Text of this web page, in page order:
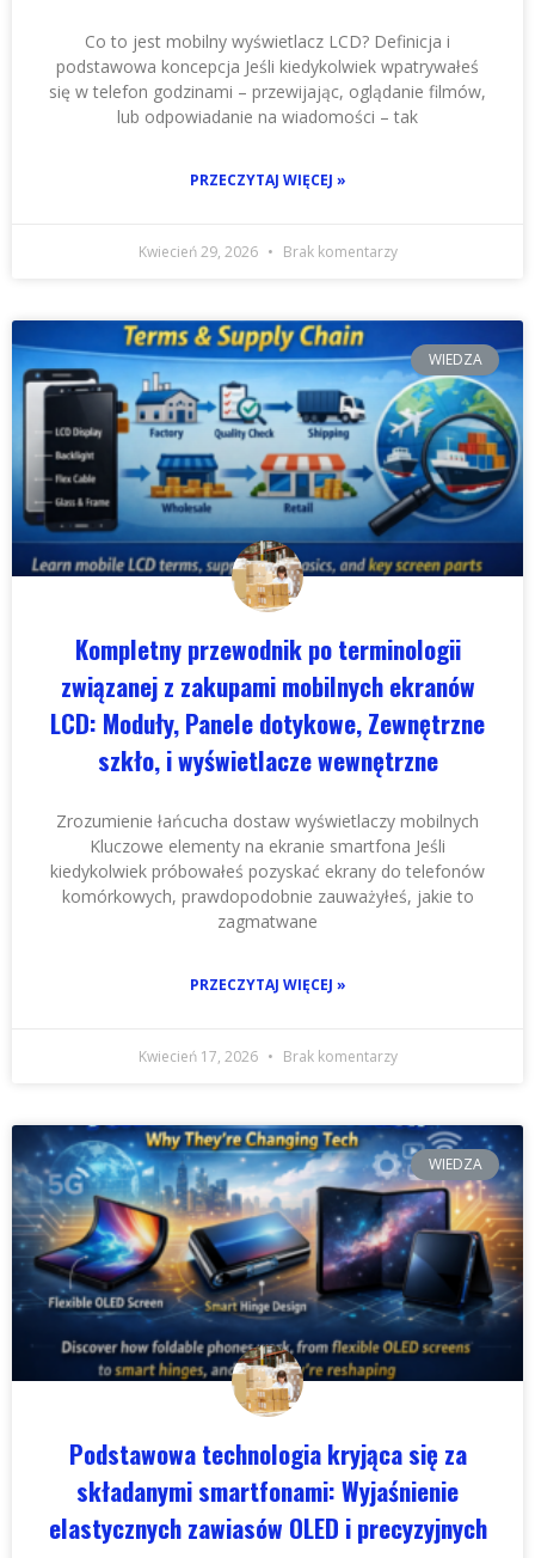
Co to jest mobilny wyświetlacz LCD? Definicja i
podstawowa koncepcja Jeśli kiedykolwiek wpatrywałeś
się w telefon godzinami – przewijając, oglądanie filmów,
lub odpowiadanie na wiadomości – tak
PRZECZYTAJ WIĘCEJ »
Kwiecień 29, 2026 Brak komentarzy
WIEDZA
Kompletny przewodnik po terminologii
związanej z zakupami mobilnych ekranów
LCD: Moduły, Panele dotykowe, Zewnętrzne
szkło, i wyświetlacze wewnętrzne
Zrozumienie łańcucha dostaw wyświetlaczy mobilnych
Kluczowe elementy na ekranie smartfona Jeśli
kiedykolwiek próbowałeś pozyskać ekrany do telefonów
komórkowych, prawdopodobnie zauważyłeś, jakie to
zagmatwane
PRZECZYTAJ WIĘCEJ »
Kwiecień 17, 2026 Brak komentarzy
WIEDZA
Podstawowa technologia kryjąca się za
składanymi smartfonami: Wyjaśnienie
elastycznych zawiasów OLED i precyzyjnych